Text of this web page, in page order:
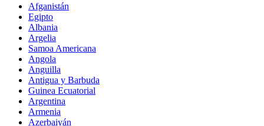
Afganistán
Egipto
Albania
Argelia
Samoa Americana
Angola
Anguilla
Antigua y Barbuda
Guinea Ecuatorial
Argentina
Armenia
Azerbaiyán